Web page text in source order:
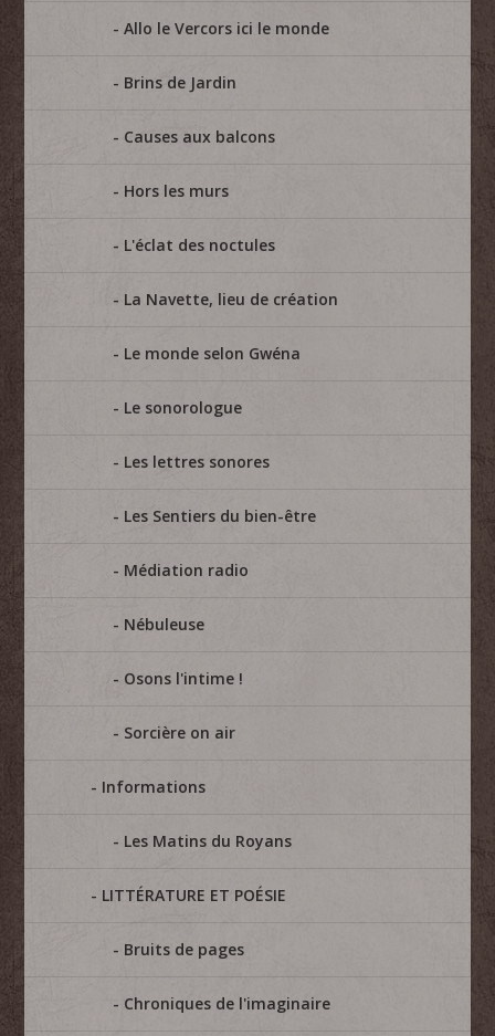
Allo le Vercors ici le monde
Brins de Jardin
Causes aux balcons
Hors les murs
L'éclat des noctules
La Navette, lieu de création
Le monde selon Gwéna
Le sonorologue
Les lettres sonores
Les Sentiers du bien-être
Médiation radio
Nébuleuse
Osons l'intime !
Sorcière on air
Informations
Les Matins du Royans
LITTÉRATURE ET POÉSIE
Bruits de pages
Chroniques de l'imaginaire